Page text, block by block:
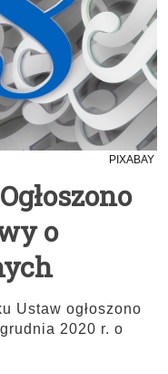
PIXABAY
o
Ustaw ogłoszono
2020 r. o